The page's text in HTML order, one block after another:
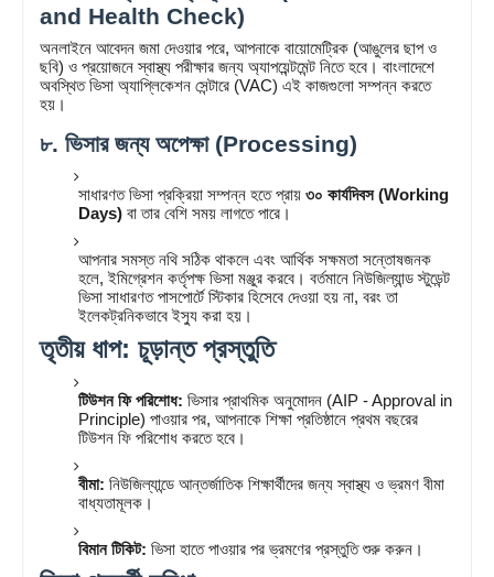
and Health Check)
অনলাইনে আবেদন জমা দেওয়ার পরে, আপনাকে বায়োমেট্রিক (আঙুলের ছাপ ও
ছবি) ও প্রয়োজনে স্বাস্থ্য পরীক্ষার জন্য অ্যাপয়েন্টমেন্ট নিতে হবে। বাংলাদেশে
অবস্থিত ভিসা অ্যাপ্লিকেশন সেন্টারে (VAC) এই কাজগুলো সম্পন্ন করতে
হয়।
৮. ভিসার জন্য অপেক্ষা (Processing)
সাধারণত ভিসা প্রক্রিয়া সম্পন্ন হতে প্রায় ৩০ কার্যদিবস (Working
Days) বা তার বেশি সময় লাগতে পারে।
আপনার সমস্ত নথি সঠিক থাকলে এবং আর্থিক সক্ষমতা সন্তোষজনক
হলে, ইমিগ্রেশন কর্তৃপক্ষ ভিসা মঞ্জুর করবে। বর্তমানে নিউজিল্যান্ড স্টুডেন্ট
ভিসা সাধারণত পাসপোর্টে স্টিকার হিসেবে দেওয়া হয় না, বরং তা
ইলেকট্রনিকভাবে ইস্যু করা হয়।
তৃতীয় ধাপ: চূড়ান্ত প্রস্তুতি
টিউশন ফি পরিশোধ: ভিসার প্রাথমিক অনুমোদন (AIP - Approval in
Principle) পাওয়ার পর, আপনাকে শিক্ষা প্রতিষ্ঠানে প্রথম বছরের
টিউশন ফি পরিশোধ করতে হবে।
বীমা: নিউজিল্যান্ডে আন্তর্জাতিক শিক্ষার্থীদের জন্য স্বাস্থ্য ও ভ্রমণ বীমা
বাধ্যতামূলক।
বিমান টিকিট: ভিসা হাতে পাওয়ার পর ভ্রমণের প্রস্তুতি শুরু করুন।